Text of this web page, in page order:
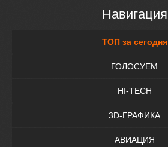
Навигация
ТОП за сегодня
ГОЛОСУЕМ
HI-TECH
3D-ГРАФИКА
АВИАЦИЯ